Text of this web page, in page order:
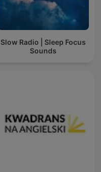
Slow Radio | Sleep Focus
Sounds